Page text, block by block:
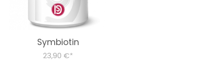
Symbiotin
23,90 €*